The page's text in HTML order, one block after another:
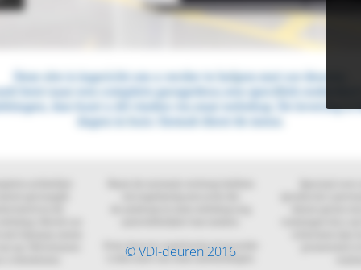
© VDI-deuren 2016